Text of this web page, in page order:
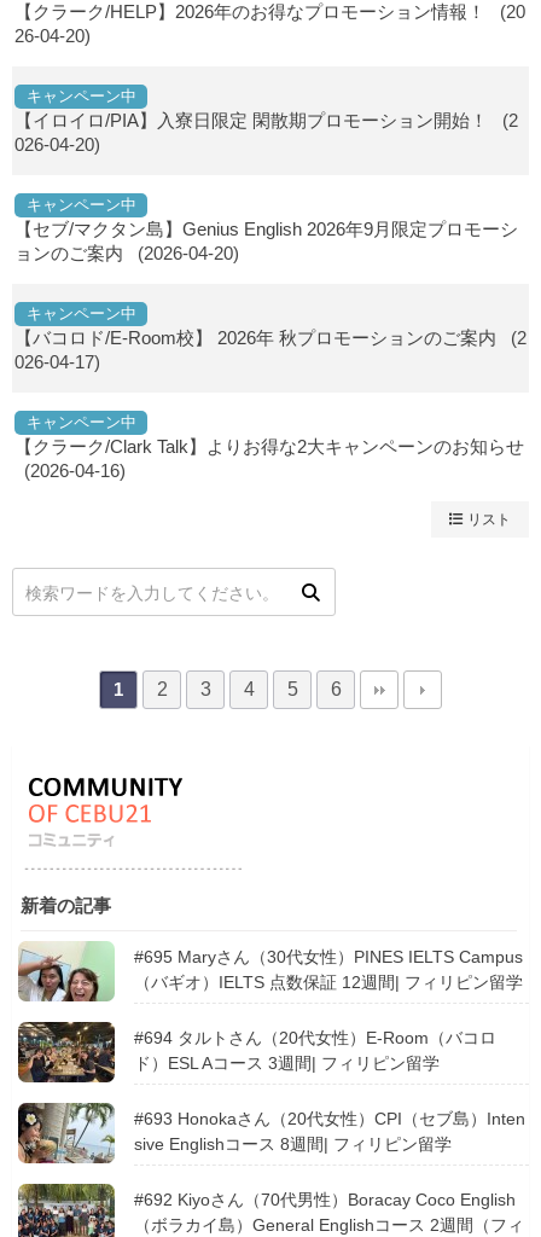
【クラーク/HELP】2026年のお得なプロモーション情報！
(20
26-04-20)
キャンペーン中
【イロイロ/PIA】入寮日限定 閑散期プロモーション開始！
(2
026-04-20)
キャンペーン中
【セブ/マクタン島】Genius English 2026年9月限定プロモーシ
ョンのご案内 (2026-04-20)
キャンペーン中
【バコロド/E-Room校】 2026年 秋プロモーションのご案内 (2
026-04-17)
キャンペーン中
【クラーク/Clark Talk】よりお得な2大キャンペーンのお知らせ
(2026-04-16)
リスト
1 2 3 4 5 6
新着の記事
#695 Maryさん（30代女性）PINES IELTS Campus
（バギオ）IELTS 点数保証 12週間| フィリピン留学
#694 タルトさん（20代女性）E-Room（バコロ
ド）ESL Aコース 3週間| フィリピン留学
#693 Honokaさん（20代女性）CPI（セブ島）Inten
sive Englishコース 8週間| フィリピン留学
#692 Kiyoさん（70代男性）Boracay Coco English
（ボラカイ島）General Englishコース 2週間（フィ